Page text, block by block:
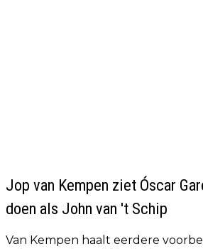
Jop van Kempen ziet Óscar
doen als John van 't Schip
Van Kempen haalt eerdere